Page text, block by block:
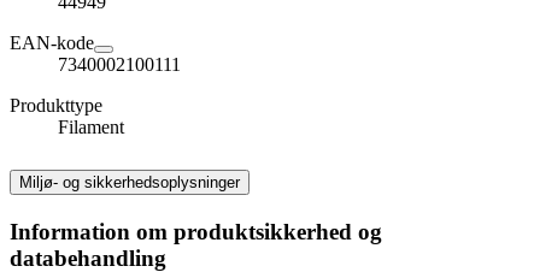
EAN-kode
7340002100111
Produkttype
Filament
Miljø- og sikkerhedsoplysninger
Information om produktsikkerhed og
databehandling